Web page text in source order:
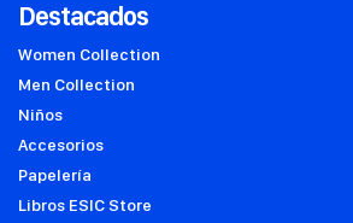
Destacados
Women Collection
Men Collection
Niños
Accesorios
Papelería
Libros ESIC Store